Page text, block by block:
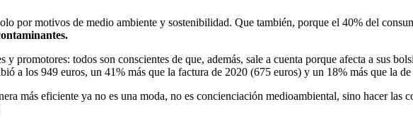
por motivos de medio ambiente y sostenibilidad. Que también, porque el 40% del
promotores: todos son conscientes de que, además, sale a cuenta porque afecta a sus
a los 949 euros, un 41% más que la factura de 2020 (675 euros) y un 18% más que la de
más eficiente ya no es una moda, no es concienciación medioambiental, sino hacer las